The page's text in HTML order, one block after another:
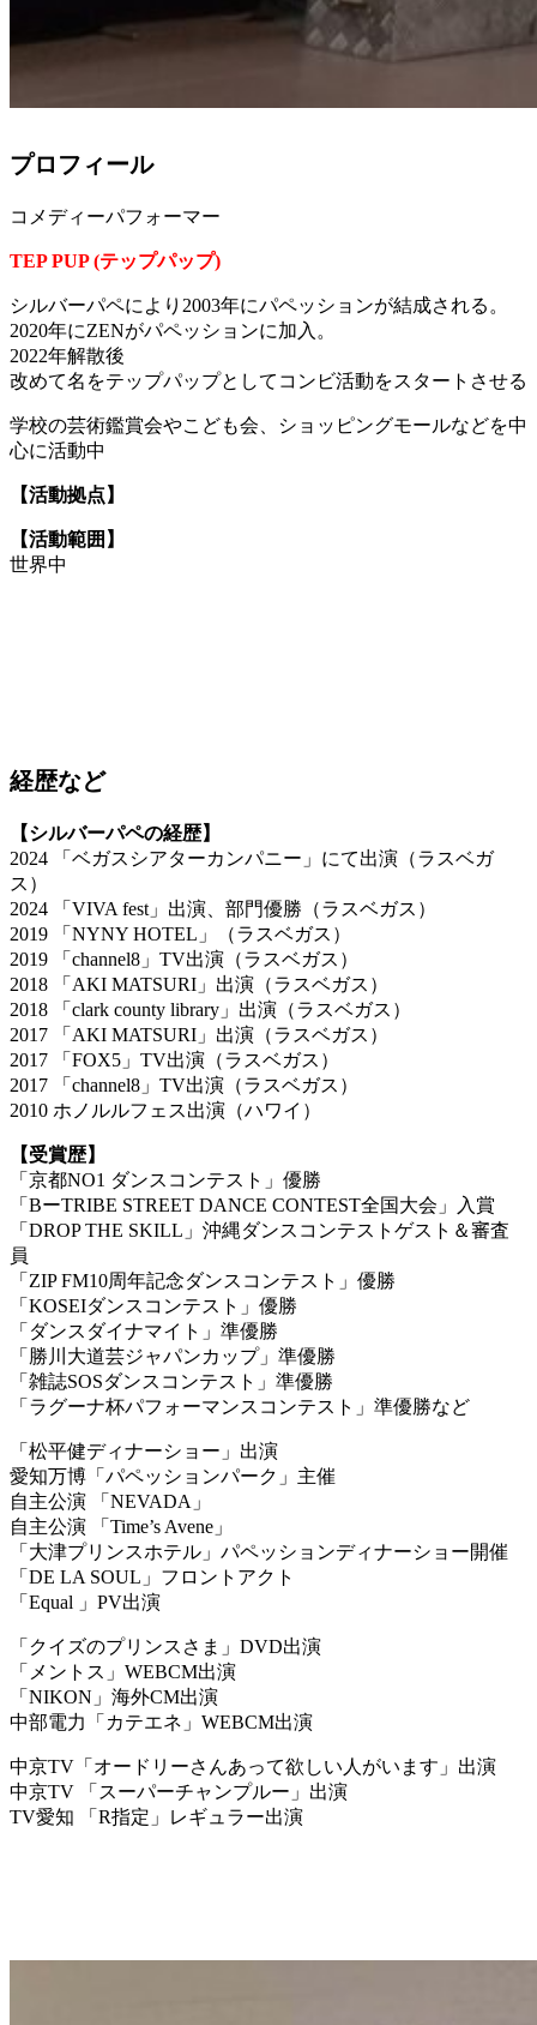
プロフィール
コメディーパフォーマー
TEP PUP (テップパップ)
シルバーパペにより2003年にパペッションが結成される。
2020年にZENがパペッションに加入。
2022年解散後
改めて名をテップパップとしてコンビ活動をスタートさせる
学校の芸術鑑賞会やこども会、ショッピングモールなどを中
心に活動中
【活動拠点】
【活動範囲】
世界中
経歴など
【シルバーパペの経歴】
2024 「ベガスシアターカンパニー」にて出演（ラスベガ
ス）
2024 「VIVA fest」出演、部門優勝（ラスベガス）
2019 「NYNY HOTEL」（ラスベガス）
2019 「channel8」TV出演（ラスベガス）
2018 「AKI MATSURI」出演（ラスベガス）
2018 「clark county library」出演（ラスベガス）
2017 「AKI MATSURI」出演（ラスベガス）
2017 「FOX5」TV出演（ラスベガス）
2017 「channel8」TV出演（ラスベガス）
2010 ホノルルフェス出演（ハワイ）
【受賞歴】
「京都NO1 ダンスコンテスト」優勝
「BーTRIBE STREET DANCE CONTEST全国大会」入賞
「DROP THE SKILL」沖縄ダンスコンテストゲスト＆審査
員
「ZIP FM10周年記念ダンスコンテスト」優勝
「KOSEIダンスコンテスト」優勝
「ダンスダイナマイト」準優勝
「勝川大道芸ジャパンカップ」準優勝
「雑誌SOSダンスコンテスト」準優勝
「ラグーナ杯パフォーマンスコンテスト」準優勝など
「松平健ディナーショー」出演
愛知万博「パペッションパーク」主催
自主公演 「NEVADA」
自主公演 「Time’s Avene」
「大津プリンスホテル」パペッションディナーショー開催
「DE LA SOUL」フロントアクト
「Equal 」PV出演
「クイズのプリンスさま」DVD出演
「メントス」WEBCM出演
「NIKON」海外CM出演
中部電力「カテエネ」WEBCM出演
中京TV「オードリーさんあって欲しい人がいます」出演
中京TV 「スーパーチャンプルー」出演
TV愛知 「R指定」レギュラー出演